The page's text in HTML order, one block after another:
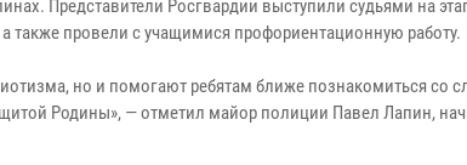
Представители Росгвардии выступили судьями на
а также провели с учащимися профориентационную работу.
но и помогают ребятам ближе познакомиться со
Родины», — отметил майор полиции Павел Лапин,